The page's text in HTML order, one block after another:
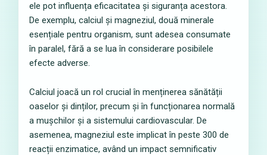
ele pot influența eficacitatea și siguranța acestora.
De exemplu, calciul și magneziul, două minerale
esențiale pentru organism, sunt adesea consumate
în paralel, fără a se lua în considerare posibilele
efecte adverse.
Calciul joacă un rol crucial în menținerea sănătății
oaselor și dinților, precum și în funcționarea normală
a mușchilor și a sistemului cardiovascular. De
asemenea, magneziul este implicat în peste 300 de
reacții enzimatice, având un impact semnificativ